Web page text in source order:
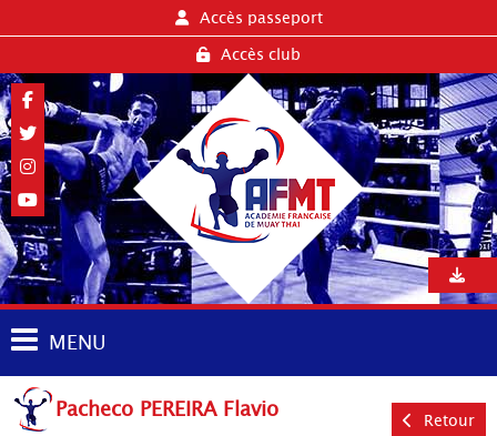
Accès passeport
Accès club
MENU
Pacheco PEREIRA Flavio Retour